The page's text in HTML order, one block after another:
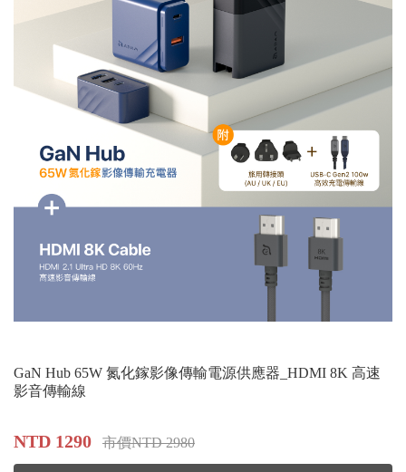
GaN Hub 65W 氮化鎵影像傳輸電源供應器_HDMI 8K 高速
影音傳輸線
NTD 1290 市價NTD 2980